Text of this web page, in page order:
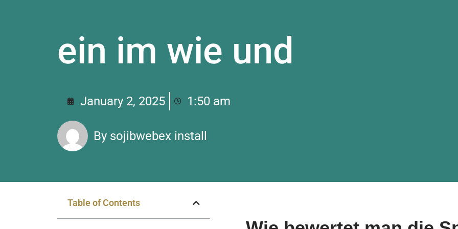
ein im wie und
January 2, 2025 1:50 am
By sojibwebex install
Table of Contents